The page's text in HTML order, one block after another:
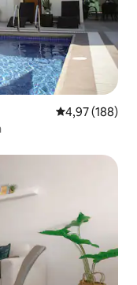
Priemerné
4,97 (188)